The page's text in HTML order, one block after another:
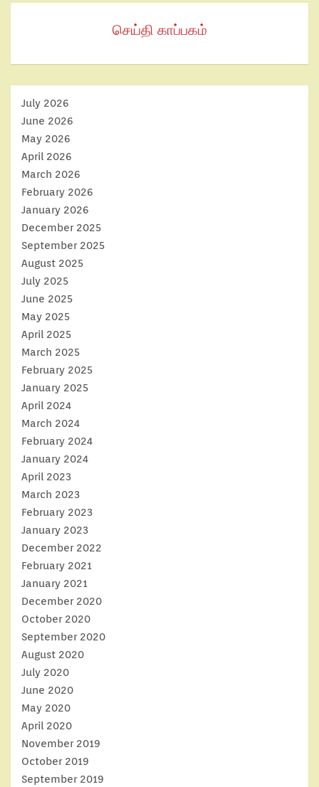
செய்தி காப்பகம்
July 2026
June 2026
May 2026
April 2026
March 2026
February 2026
January 2026
December 2025
September 2025
August 2025
July 2025
June 2025
May 2025
April 2025
March 2025
February 2025
January 2025
April 2024
March 2024
February 2024
January 2024
April 2023
March 2023
February 2023
January 2023
December 2022
February 2021
January 2021
December 2020
October 2020
September 2020
August 2020
July 2020
June 2020
May 2020
April 2020
November 2019
October 2019
September 2019